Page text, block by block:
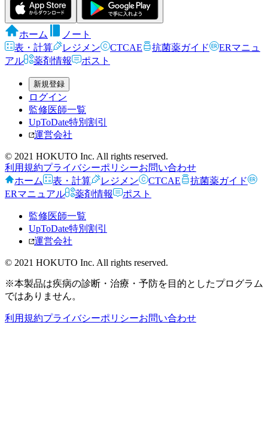
ホーム
ノート
表・計算
レジメン CTCAE 抗菌薬ガイド
ERマニュ
アル
薬剤情報 ポスト
新規登録
ログイン
監修医師一覧
UpToDate特別割引
運営会社
© 2021 HOKUTO Inc. All rights reserved.
利用規約プライバシーポリシーお問い合わせ
ホーム
表・計算 レジメン CTCAE
抗菌薬ガイド
ERマニュアル
薬剤情報 ポスト
監修医師一覧
UpToDate特別割引
運営会社
© 2021 HOKUTO Inc. All rights reserved.
※本製品は疾病の診断・治療・予防を目的としたプログラム
ではありません。
利用規約プライバシーポリシーお問い合わせ